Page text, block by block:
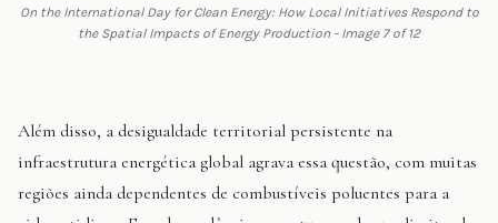
On the International Day for Clean Energy: How Local Initiatives Respond to
the Spatial Impacts of Energy Production - Image 7 of 12
Além disso, a desigualdade territorial persistente na
infraestrutura energética global agrava essa questão, com muitas
regiões ainda dependentes de combustíveis poluentes para a